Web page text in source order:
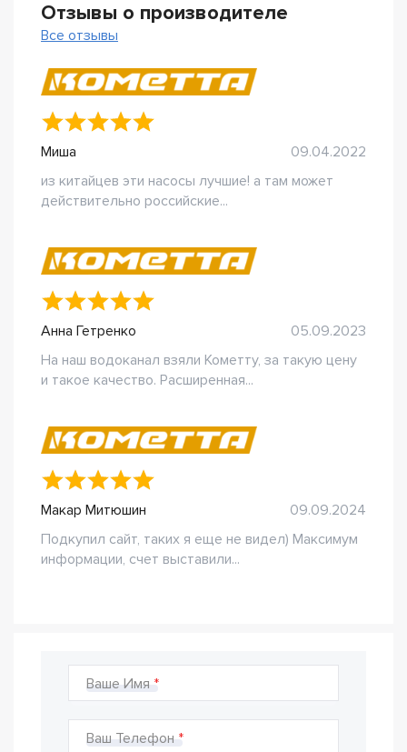
Отзывы о производителе
Все отзывы
Миша
09.04.2022
из китайцев эти насосы лучшие! а там может
действительно российские...
Анна Гетренко
05.09.2023
На наш водоканал взяли Кометту, за такую цену
и такое качество. Расширенная...
Макар Митюшин
09.09.2024
Подкупил сайт, таких я еще не видел) Максимум
информации, счет выставили...
Ваше Имя
Ваш Телефон